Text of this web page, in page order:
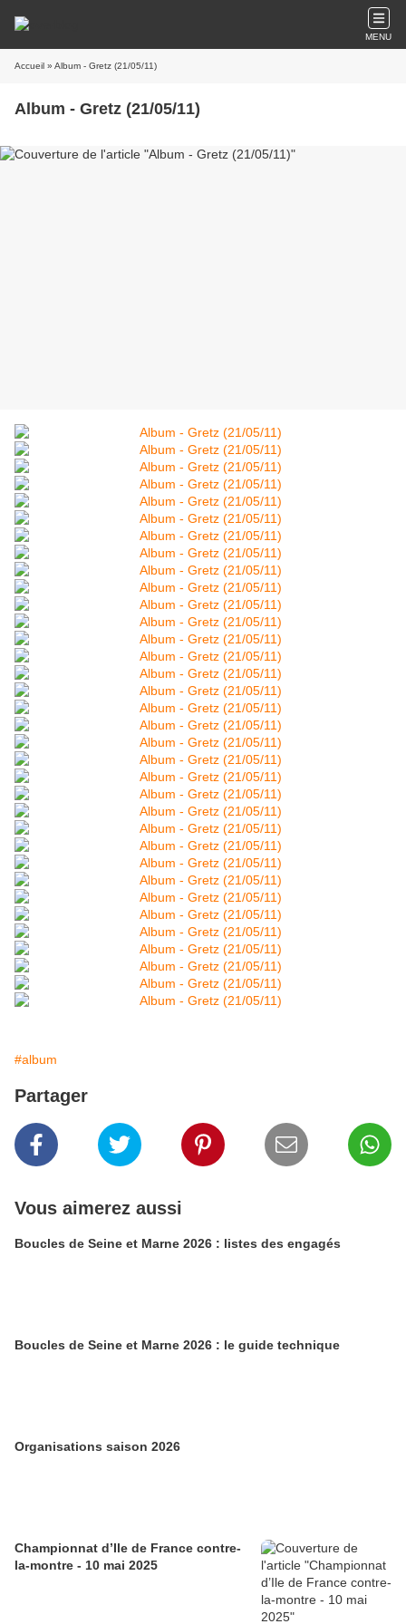
MENU
Accueil » Album - Gretz (21/05/11)
Album - Gretz (21/05/11)
#album
Partager
Vous aimerez aussi
Boucles de Seine et Marne 2026 : listes des engagés
Boucles de Seine et Marne 2026 : le guide technique
Organisations saison 2026
Championnat d’Ile de France contre-
la-montre - 10 mai 2025